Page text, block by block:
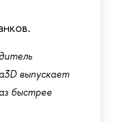
выпускает
быстрее